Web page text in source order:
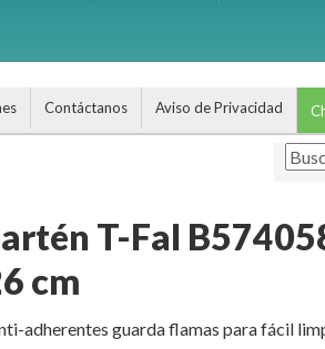
Contáctanos Aviso de Privacidad
T-Fal
cm
adherentes guarda flamas para fácil